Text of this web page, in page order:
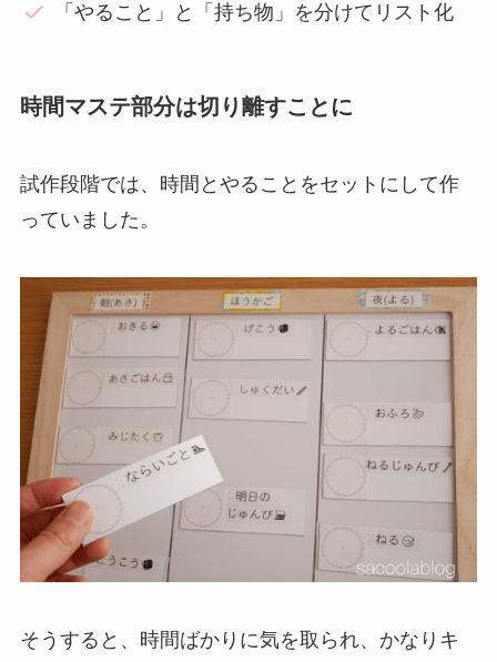
「やること」と「持ち物」を分けてリスト化
時間マステ部分は切り離すことに
試作段階では、時間とやることをセットにして作
っていました。
そうすると、時間ばかりに気を取られ、かなりキ